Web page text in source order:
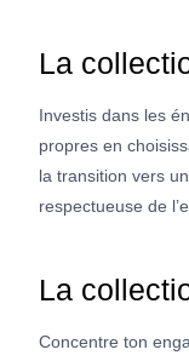
La
Investis dans les
propres en
la transition vers
respectueuse de
La
Concentre ton